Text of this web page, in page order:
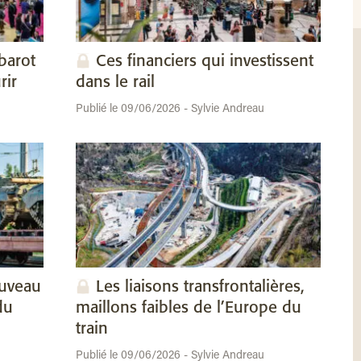
Ces financiers qui investissent
dans le rail
Publié le 09/06/2026 - Sylvie Andreau
Les liaisons transfrontalières,
maillons faibles de l’Europe du
train
Publié le 09/06/2026 - Sylvie Andreau